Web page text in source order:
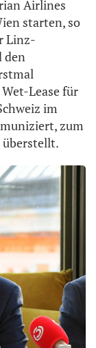
Airlines
starten, so
Linz-
den
Lease für
im
zum
überstellt.